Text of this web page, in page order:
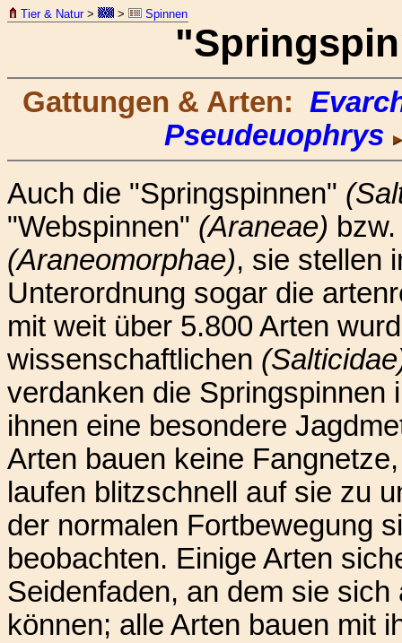
Tier & Natur> > Spinnen
Gattungen & Arten:
Pseudeuophrys
Auch die "Springspinnen"
"Webspinnen" (Araneae)
(Araneomorphae), sie stellen
Unterordnung sogar die
mit weit über 5.800 Arten
wissenschaftlichen
verdanken die Springspinnen
ihnen eine besondere
Arten bauen keine
laufen blitzschnell auf sie zu
der normalen Fortbewegung
beobachten. Einige Arten
Seidenfaden, an dem sie
können; alle Arten bauen mit